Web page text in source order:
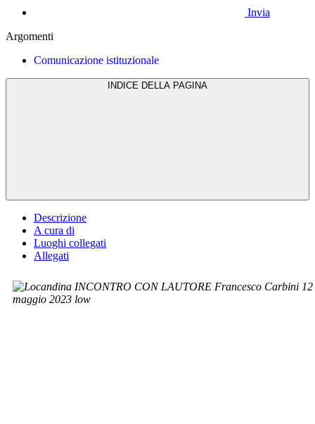
Invia
Argomenti
Comunicazione istituzionale
Descrizione
A cura di
Luoghi collegati
Allegati